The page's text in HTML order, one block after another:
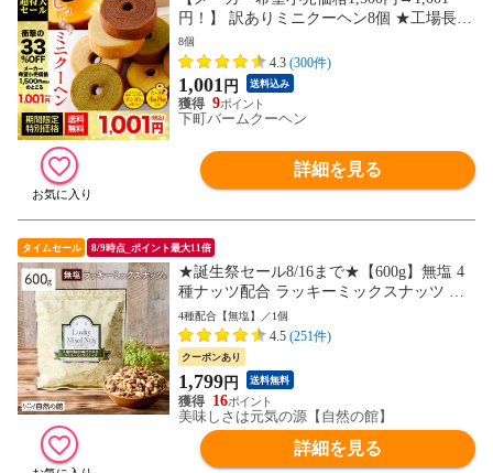
円！】 訳ありミニクーヘン8個 ★工場長の
おまかせ 400g以上※4種類入るとは限りま
せん。 送料無料【メール便】 おすすめ I
8個
4.3 (300件)
1,001 円 送料込み
9
下町バームクーヘン
詳細を見る
タイムセール 8/9時点_ポイント最大11倍
★誕生祭セール8/16まで★【600g】無塩 4
種ナッツ配合 ラッキーミックスナッツ 送
料無料 お菓子 おつまみ 製菓材料 大容量
ポスト投函 訳あり(簡易梱包) 88s
4種配合【無塩】／1個
4.5 (251件)
クーポンあり
1,799円 送料無料
16
美味しさは元気の源【自然の館】
詳細を見る